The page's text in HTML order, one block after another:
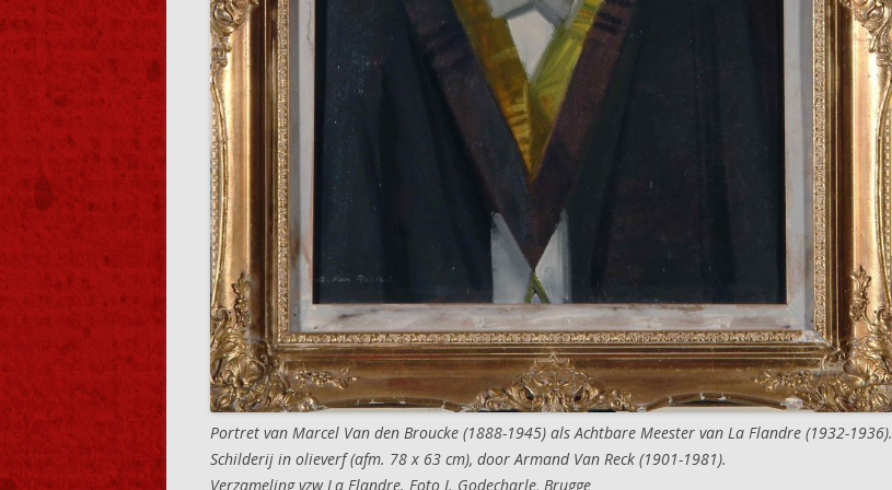
Portret van Marcel Van den Broucke (1888-1945) als Achtbare Meester van La Flandre (1932-1936).
Schilderij in olieverf (afm. 78 x 63 cm), door Armand Van Reck (1901-1981).
Verzameling vzw La Flandre. Foto J. Godecharle, Brugge